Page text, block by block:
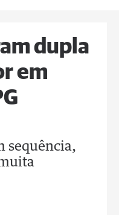
dupla
em
sequência,